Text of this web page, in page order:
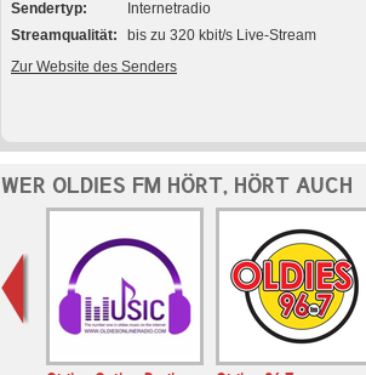
Sendertyp
Internetradio
Streamqualität
bis zu 320 kbit/s Live-Stream
Zur Website des Senders
WER OLDIES FM HÖRT, HÖRT AUCH